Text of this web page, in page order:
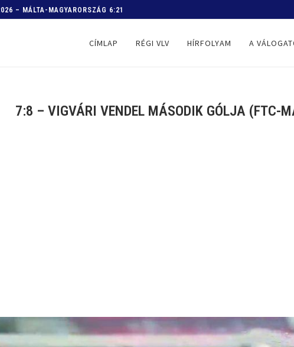
AZ EB-RŐL – A TOVÁBBI PROGRAM
CÍMLAP RÉGI VLV HÍRFOLYAM A
7:8 – VIGVÁRI VENDEL MÁSODIK GÓLJA (FTC-